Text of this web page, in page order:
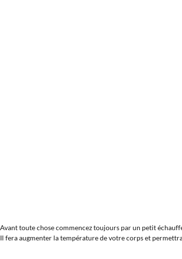
Avant toute chose commencez toujours par un petit
Il fera augmenter la température de votre corps et